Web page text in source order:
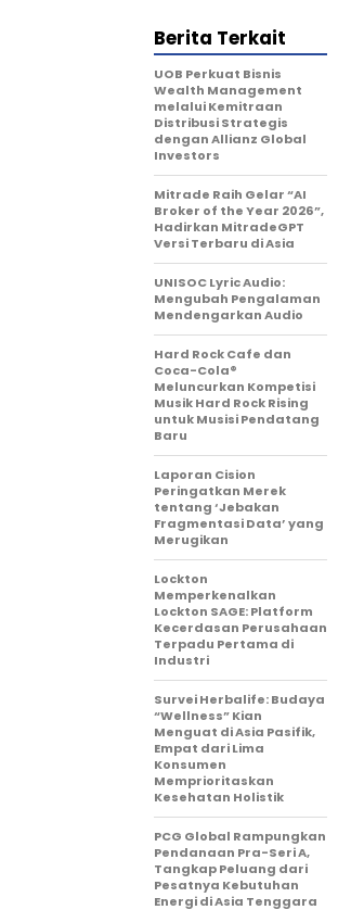
Berita Terkait
UOB Perkuat Bisnis
Wealth Management
melalui Kemitraan
Distribusi Strategis
dengan Allianz Global
Investors
Mitrade Raih Gelar “AI
Broker of the Year 2026”,
Hadirkan MitradeGPT
Versi Terbaru di Asia
UNISOC Lyric Audio:
Mengubah Pengalaman
Mendengarkan Audio
Hard Rock Cafe dan
Coca-Cola®
Meluncurkan Kompetisi
Musik Hard Rock Rising
untuk Musisi Pendatang
Baru
Laporan Cision
Peringatkan Merek
tentang ‘Jebakan
Fragmentasi Data’ yang
Merugikan
Lockton
Memperkenalkan
Lockton SAGE: Platform
Kecerdasan Perusahaan
Terpadu Pertama di
Industri
Survei Herbalife: Budaya
“Wellness” Kian
Menguat di Asia Pasifik,
Empat dari Lima
Konsumen
Memprioritaskan
Kesehatan Holistik
PCG Global Rampungkan
Pendanaan Pra-Seri A,
Tangkap Peluang dari
Pesatnya Kebutuhan
Energi di Asia Tenggara